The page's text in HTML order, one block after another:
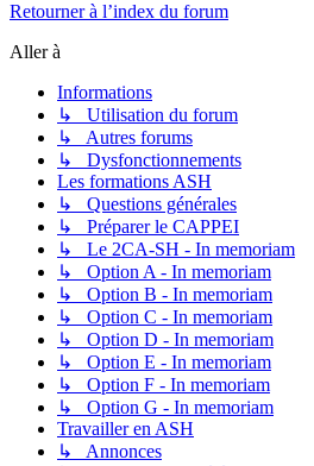
Retourner à l’index du forum
Aller à
Informations
↳ Utilisation du forum
↳ Autres forums
↳ Dysfonctionnements
Les formations ASH
↳ Questions générales
↳ Préparer le CAPPEI
↳ Le 2CA-SH - In memoriam
↳ Option A - In memoriam
↳ Option B - In memoriam
↳ Option C - In memoriam
↳ Option D - In memoriam
↳ Option E - In memoriam
↳ Option F - In memoriam
↳ Option G - In memoriam
Travailler en ASH
↳ Annonces